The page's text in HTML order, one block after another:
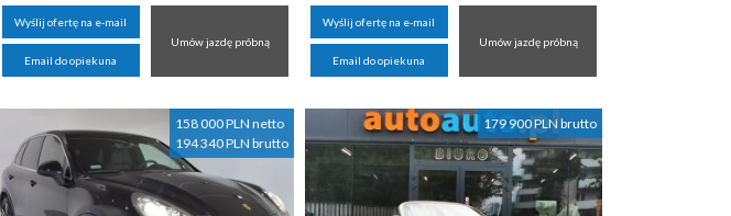
Wyślij ofertę na e-mail
Email do opiekuna
Umów jazdę próbną
Wyślij ofertę na e-mail
Email do opiekuna
Umów jazdę próbną
158 000 PLN netto
194 340 PLN brutto
179 900 PLN brutto